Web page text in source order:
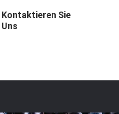
Kontaktieren Sie
Uns